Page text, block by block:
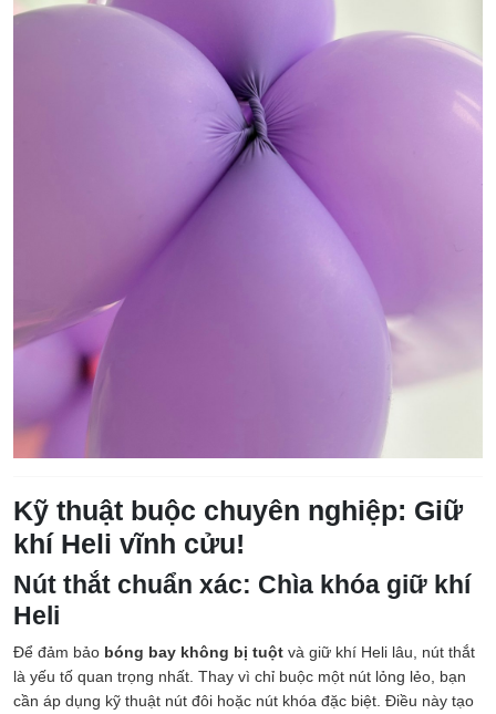
Kỹ thuật buộc chuyên nghiệp: Giữ
khí Heli vĩnh cửu!
Nút thắt chuẩn xác: Chìa khóa giữ khí
Heli
Để đảm bảo bóng bay không bị tuột và giữ khí Heli lâu, nút thắt
là yếu tố quan trọng nhất. Thay vì chỉ buộc một nút lỏng lẻo, bạn
cần áp dụng kỹ thuật nút đôi hoặc nút khóa đặc biệt. Điều này tạo